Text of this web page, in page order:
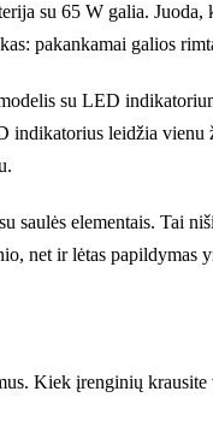
su 65 W galia. Juoda,
pakankamai galios
su LED
leidžia vienu
saulės elementais. Tai
net ir lėtas
Kiek įrenginių